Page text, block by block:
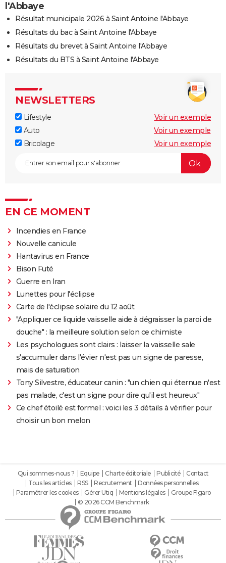
l'Abbaye
Résultat municipale 2026 à Saint Antoine l'Abbaye
Résultats du bac à Saint Antoine l'Abbaye
Résultats du brevet à Saint Antoine l'Abbaye
Résultats du BTS à Saint Antoine l'Abbaye
NEWSLETTERS
Lifestyle
Voir un exemple
Auto
Voir un exemple
Bricolage
Voir un exemple
EN CE MOMENT
Incendies en France
Nouvelle canicule
Hantavirus en France
Bison Futé
Guerre en Iran
Lunettes pour l'éclipse
Carte de l'éclipse solaire du 12 août
"Appliquer ce liquide vaisselle aide à dégraisser la paroi de
douche" : la meilleure solution selon ce chimiste
Les psychologues sont clairs : laisser la vaisselle sale
s'accumuler dans l'évier n'est pas un signe de paresse,
mais de saturation
Tony Silvestre, éducateur canin : "un chien qui éternue n'est
pas malade, c'est un signe pour dire qu'il est heureux"
Ce chef étoilé est formel : voici les 3 détails à vérifier pour
choisir un bon melon
Qui sommes-nous ? Equipe Charte éditoriale Publicité
Contact
Tous les articles
RSS Recrutement
Données personnelles
Paramétrer les cookies
Gérer Utiq Mentions légales
Groupe Figaro
© 2026 CCM Benchmark